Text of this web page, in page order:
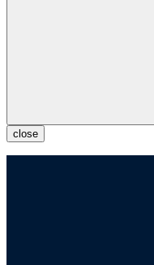
close